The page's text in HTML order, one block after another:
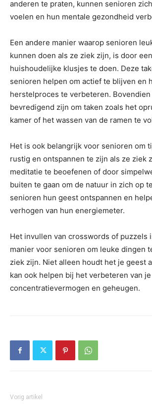
anderen te praten, kunnen senioren
voelen en hun mentale gezondheid
Een andere manier waarop senioren
kunnen doen als ze ziek zijn, is door
huishoudelijke klusjes te doen. Deze
senioren helpen om actief te blijven en
herstelproces te verbeteren. Bovendien
bevredigend zijn om taken zoals het
kamer of het wassen van de ramen te
Het is ook belangrijk voor senioren om
rustig en ontspannen te zijn als ze ziek
meditatie te beoefenen of door
buiten te gaan om de natuur in zich op
senioren hun geest ontspannen en
verhogen van hun energiemeter.
Het invullen van crosswords of puzzels
manier voor senioren om leuke dingen
ziek zijn. Niet alleen houdt het je geest
kan ook helpen bij het verbeteren van je
concentratievermogen en geheugen.
Vorig artikel